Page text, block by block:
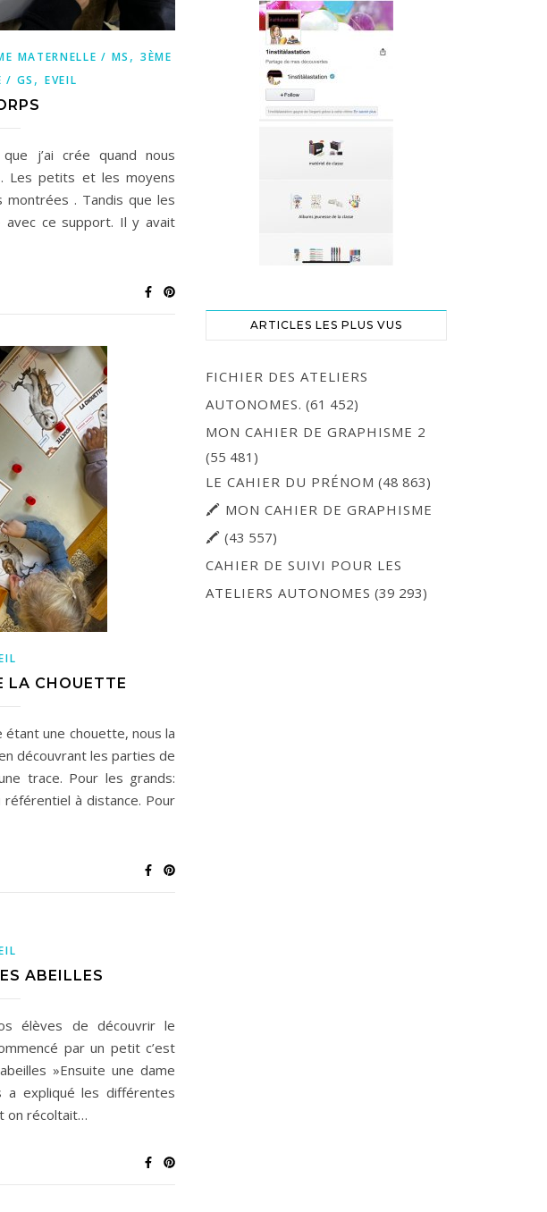
MATERNELLE / MS ,3ÈME
/ GS , EVEIL
j’ai crée quand nous
Les petits et les moyens
. Tandis que les
avec ce support. Il y avait
LA CHOUETTE
une chouette, nous la
découvrant les parties de
trace. Pour les grands:
à distance. Pour
ABEILLES
élèves de découvrir le
par un petit c’est
»Ensuite une dame
a expliqué les différentes
on récoltait…
ARTICLES LES PLUS VUS
FICHIER DES ATELIERS
AUTONOMES. (61 452)
MON CAHIER DE GRAPHISME 2
(55 481)
LE CAHIER DU PRÉNOM (48 863)
🖍 MON CAHIER DE GRAPHISME
🖍 (43 557)
CAHIER DE SUIVI POUR LES
ATELIERS AUTONOMES (39 293)